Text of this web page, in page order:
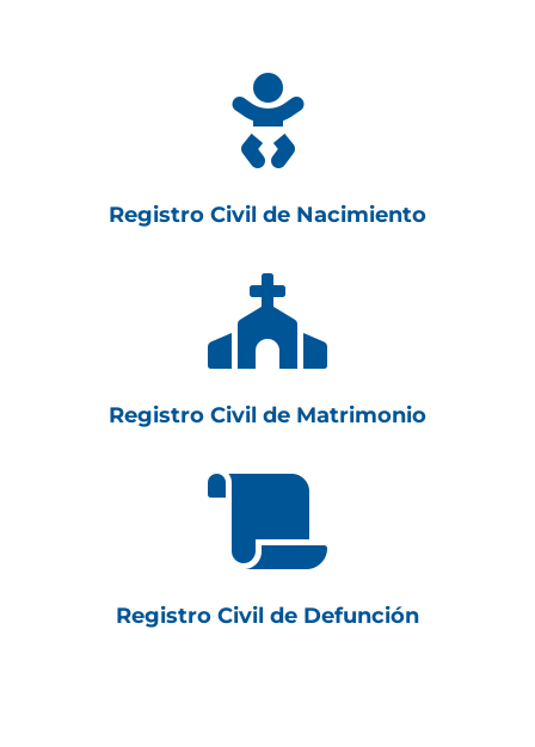

Registro Civil de Nacimiento

Registro Civil de Matrimonio

Registro Civil de Defunción